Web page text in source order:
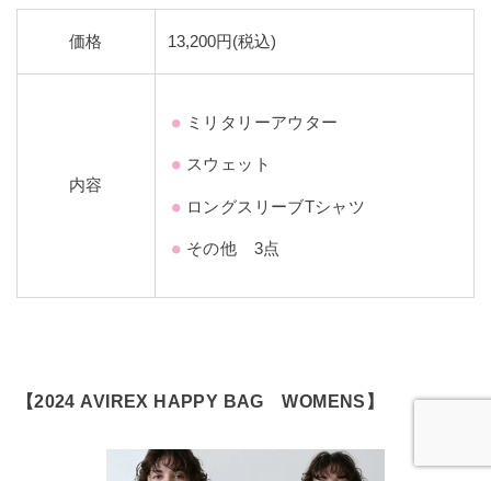
価格 13,200円(税込)
内容
ミリタリーアウター
スウェット
ロングスリーブTシャツ
その他 3点
【2024 AVIREX HAPPY BAG WOMENS】